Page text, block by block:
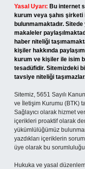
Yasal Uyarı: Bu internet
kurum veya şahıs şirketi
bulunmamaktadır. Sitede
makaleler
haber niteliği
kişiler hakkında
kurum ve kişiler ile isim
tesadüfidir. Sitemizdeki
tavsiye niteliği
Sitemiz, 5651 Sayılı
ve İletişim Kurumu (BTK)
Sağlayıcı olarak hizmet
içerikleri proaktif olarak
yükümlülüğümüz
yazdıkları içeriklerin
üye olarak bu sorumluluğu
Hukuka ve yasal